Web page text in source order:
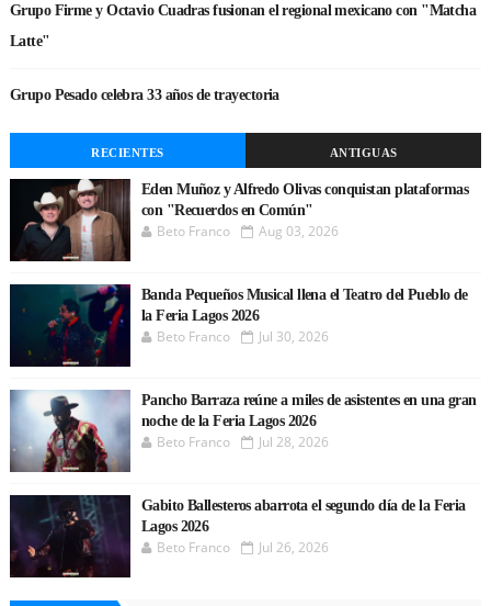
Grupo Firme y Octavio Cuadras fusionan el regional mexicano con "Matcha
Latte"
Grupo Pesado celebra 33 años de trayectoria
RECIENTES ANTIGUAS
Eden Muñoz y Alfredo Olivas conquistan plataformas
con "Recuerdos en Común"
Beto Franco Aug 03, 2026
Banda Pequeños Musical llena el Teatro del Pueblo de
la Feria Lagos 2026
Beto Franco Jul 30, 2026
Pancho Barraza reúne a miles de asistentes en una gran
noche de la Feria Lagos 2026
Beto Franco Jul 28, 2026
Gabito Ballesteros abarrota el segundo día de la Feria
Lagos 2026
Beto Franco Jul 26, 2026